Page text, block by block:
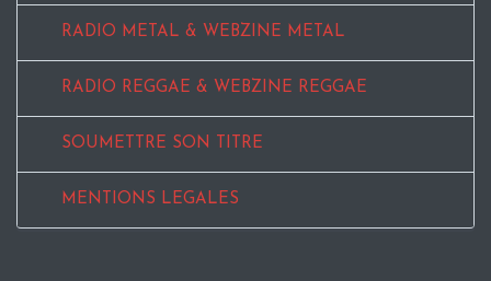
RADIO METAL & WEBZINE METAL
RADIO REGGAE & WEBZINE REGGAE
SOUMETTRE SON TITRE
MENTIONS LEGALES